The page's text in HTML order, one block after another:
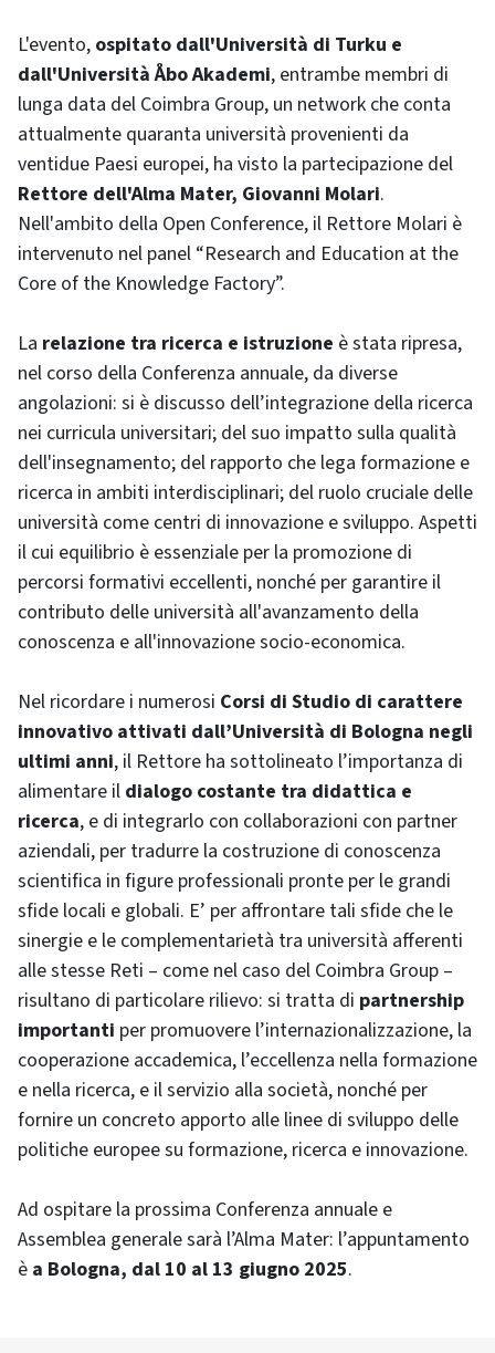
L'evento, ospitato dall'Università di Turku e
dall'Università Åbo Akademi, entrambe membri di
lunga data del Coimbra Group, un network che conta
attualmente quaranta università provenienti da
ventidue Paesi europei, ha visto la partecipazione del
Rettore dell'Alma Mater, Giovanni Molari.
Nell'ambito della Open Conference, il Rettore Molari è
intervenuto nel panel “Research and Education at the
Core of the Knowledge Factory”.
La relazione tra ricerca e istruzione è stata ripresa,
nel corso della Conferenza annuale, da diverse
angolazioni: si è discusso dell’integrazione della ricerca
nei curricula universitari; del suo impatto sulla qualità
dell'insegnamento; del rapporto che lega formazione e
ricerca in ambiti interdisciplinari; del ruolo cruciale delle
università come centri di innovazione e sviluppo. Aspetti
il cui equilibrio è essenziale per la promozione di
percorsi formativi eccellenti, nonché per garantire il
contributo delle università all'avanzamento della
conoscenza e all'innovazione socio-economica.
Nel ricordare i numerosi Corsi di Studio di carattere
innovativo attivati dall’Università di Bologna negli
ultimi anni, il Rettore ha sottolineato l’importanza di
alimentare il dialogo costante tra didattica e
ricerca, e di integrarlo con collaborazioni con partner
aziendali, per tradurre la costruzione di conoscenza
scientifica in figure professionali pronte per le grandi
sfide locali e globali. E’ per affrontare tali sfide che le
sinergie e le complementarietà tra università afferenti
alle stesse Reti – come nel caso del Coimbra Group –
risultano di particolare rilievo: si tratta di partnership
importanti per promuovere l’internazionalizzazione, la
cooperazione accademica, l’eccellenza nella formazione
e nella ricerca, e il servizio alla società, nonché per
fornire un concreto apporto alle linee di sviluppo delle
politiche europee su formazione, ricerca e innovazione.
Ad ospitare la prossima Conferenza annuale e
Assemblea generale sarà l’Alma Mater: l’appuntamento
è a Bologna, dal 10 al 13 giugno 2025.